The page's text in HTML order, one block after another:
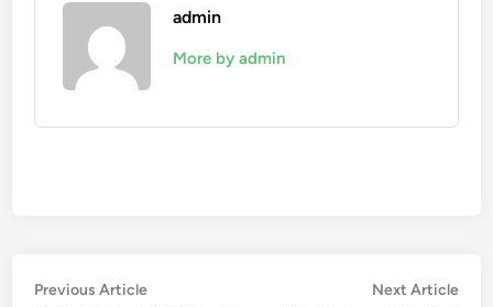
admin
More by admin
Navigation
Previous ArticlePrevious
Next Article